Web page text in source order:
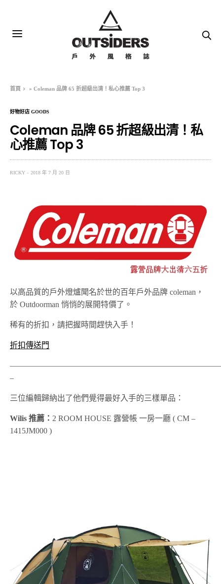
首頁 »Coleman 品牌 65 折超級出清！私心推薦 Top 3
好物好店 GOODS
Coleman 品牌 65 折超級出清！私
心推薦 Top 3
RICKY 2018 年 7 月 20 日
以高品質的戶外燈爐聞名於世的百年戶外品牌 coleman，
於 Outdoorman 悄悄的展開特價了。
稀有的折扣，請把握時間趕快入手！
折扣傳送門
–
三位編輯歸納出了他們覺得最好入手的三樣單品：
Wilis 推薦： 2 ROOM HOUSE 露營帳 一房一廳 ( CM –
1415JM000 )